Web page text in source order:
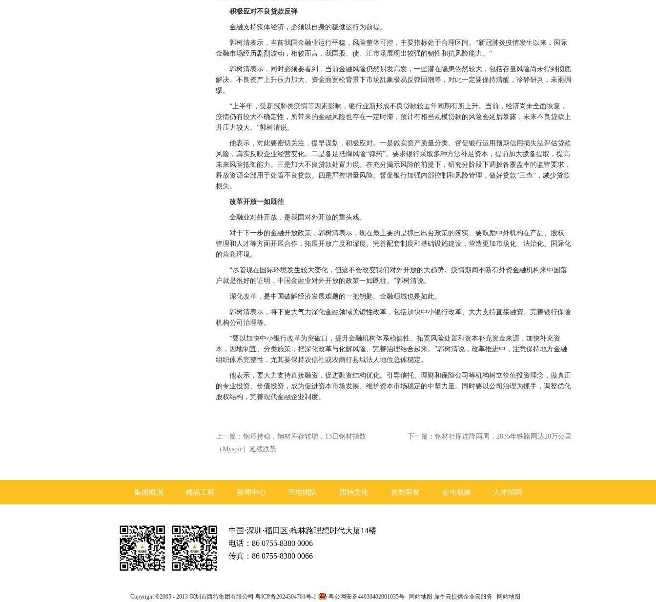
积极应对不良贷款反弹
金融支持实体经济，必须以自身的稳健运行为前提。
郭树清表示，当前我国金融业运行平稳，风险整体可控，主要指标处于合理区间。“新冠肺炎疫情发生以来，国际
金融市场经历剧烈波动，相较而言，我国股、债、汇市场展现出较强的韧性和抗风险能力。”
郭树清表示，同时必须要看到，当前金融风险仍然易发高发，一些潜在隐患依然较大，包括存量风险尚未得到彻底
解决、不良资产上升压力加大、资金面宽松背景下市场乱象极易反弹回潮等，对此一定要保持清醒，冷静研判，未雨绸
缪。
“上半年，受新冠肺炎疫情等因素影响，银行业新形成不良贷款较去年同期有所上升。当前，经济尚未全面恢复，
疫情仍有较大不确定性，所带来的金融风险也存在一定时滞，预计有相当规模贷款的风险会延后暴露，未来不良贷款上
升压力较大。”郭树清说。
他表示，对此要密切关注，提早谋划，积极应对。一是做实资产质量分类。督促银行运用预期信用损失法评估贷款
风险，真实反映企业经营变化。二是备足抵御风险“弹药”。要求银行采取多种方法补足资本，提前加大拨备提取，提高
未来风险抵御能力。三是加大不良贷款处置力度。在充分揭示风险的前提下，研究分阶段下调拨备覆盖率的监管要求，
释放资源全部用于处置不良贷款。四是严控增量风险。督促银行加强内部控制和风险管理，做好贷款“三查”，减少贷款
损失。
改革开放一如既往
金融业对外开放，是我国对外开放的重头戏。
对于下一步的金融开放政策，郭树清表示，现在最主要的是抓已出台政策的落实。要鼓励中外机构在产品、股权、
管理和人才等方面开展合作，拓展开放广度和深度。完善配套制度和基础设施建设，营造更加市场化、法治化、国际化
的营商环境。
“尽管现在国际环境发生较大变化，但这不会改变我们对外开放的大趋势。疫情期间不断有外资金融机构来中国落
户就是很好的证明，中国金融业对外开放的政策一如既往。”郭树清说。
深化改革，是中国破解经济发展难题的一把钥匙。金融领域也是如此。
郭树清表示，将下更大气力深化金融领域关键性改革，包括加快中小银行改革、大力支持直接融资、完善银行保险
机构公司治理等。
“要以加快中小银行改革为突破口，提升金融机构体系稳健性。拓宽风险处置和资本补充资金来源，加快补充资
本，因地制宜、分类施策，把深化改革与化解风险、完善治理结合起来。”郭树清说，改革推进中，注意保持地方金融
组织体系完整性，尤其要保持农信社或农商行县域法人地位总体稳定。
他表示，要大力支持直接融资，促进融资结构优化。引导信托、理财和保险公司等机构树立价值投资理念，做真正
的专业投资、价值投资，成为促进资本市场发展、维护资本市场稳定的中坚力量。同时要以公司治理为抓手，调整优化
股权结构，完善现代金融企业制度。
上一篇： 钢坯持稳，钢材库存转增，13日钢材指数
（Myspic）延续跌势
下一篇：钢材社库连降两周，2035年铁路网达20万公里
集团概况 精品工程 新闻中心 管理团队 西特文化 资质荣誉 企业视频 人才招聘
中国·深圳·福田区·梅林路理想时代大厦14楼
电话：86 0755-8380 0006
传真：86 0755-8380 0066
Copyright ©2005 - 2013 深圳市西特集团有限公司 粤ICP备2024304701号-1 粤公网安备44030402001035号 网站地图 犀牛云提供企业云服务 网站地图